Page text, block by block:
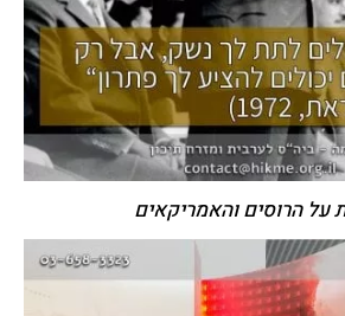
על הרוסים והאמריקאים